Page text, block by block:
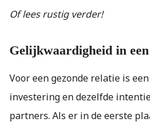
Of lees rustig verder!
Gelijkwaardigheid in
Voor een gezonde relatie is
investering en dezelfde
partners. Als er in de eerste